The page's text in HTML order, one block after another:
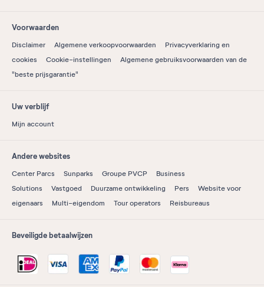
Voorwaarden
Disclaimer Algemene verkoopvoorwaarden
Privacyverklaring en
cookies
Cookie-instellingen
Algemene gebruiksvoorwaarden van de
"beste prijsgarantie"
Uw verblijf
Mijn account
Andere websites
Center Parcs Sunparks Groupe PVCP
Business
Solutions
Vastgoed Duurzame ontwikkeling Pers
Website voor
eigenaars
Multi-eigendom Tour operators Reisbureaus
Beveiligde betaalwijzen